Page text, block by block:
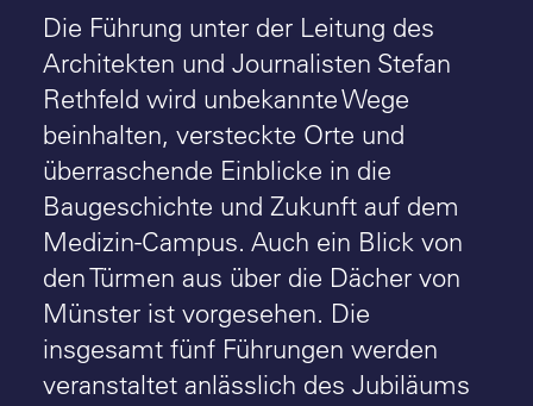
Die Führung unter der Leitung des
Architekten und Journalisten Stefan
Rethfeld wird unbekannte Wege
beinhalten, versteckte Orte und
überraschende Einblicke in die
Baugeschichte und Zukunft auf dem
Medizin-Campus. Auch ein Blick von
den Türmen aus über die Dächer von
Münster ist vorgesehen. Die
insgesamt fünf Führungen werden
veranstaltet anlässlich des Jubiläums